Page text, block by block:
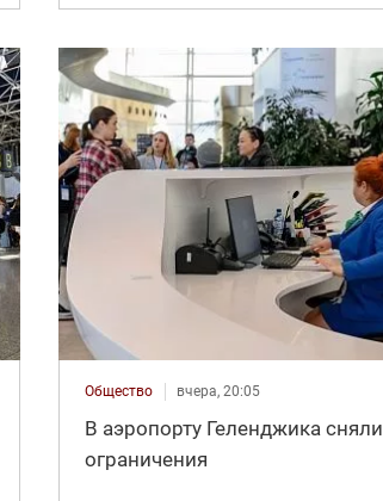
Общество вчера, 20:05
В аэропорту Геленджика сняли
ограничения